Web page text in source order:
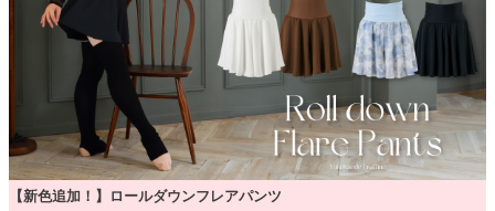
【新色追加！】ロールダウンフレアパンツ